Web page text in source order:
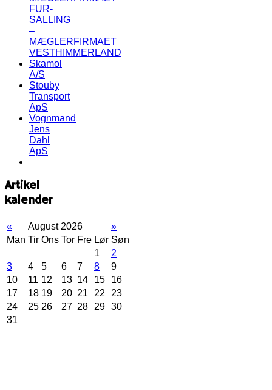
FUR-
SALLING
–
MÆGLERFIRMAET
VESTHIMMERLAND
Skamol
A/S
Stouby
Transport
ApS
Vognmand
Jens
Dahl
ApS
Artikel
kalender
« August 2026
»
Man Tir Ons Tor Fre Lør Søn
1
2
3
4 5 6 7 8
9
10
11 12 13 14 15
16
17
18 19 20 21 22
23
24
25 26 27 28 29 30
31